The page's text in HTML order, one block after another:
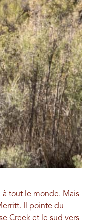
à tout le monde. Mais
Il pointe du
Creek et le sud vers